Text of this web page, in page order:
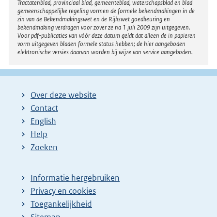
Tractatenblad, provinciaal blad, gemeenteblad, waterschapsblad en blad
gemeenschappelijke regeling vormen de formele bekendmakingen in de
zin van de Bekendmakingswet en de Rijkswet goedkeuring en
bekendmaking verdragen voor zover ze na 1 juli 2009 zijn uitgegeven.
Voor pdf-publicaties van vóór deze datum geldt dat alleen de in papieren
vorm uitgegeven bladen formele status hebben; de hier aangeboden
elektronische versies daarvan worden bij wijze van service aangeboden.
Over deze website
Contact
English
Help
Zoeken
Informatie hergebruiken
Privacy en cookies
Toegankelijkheid